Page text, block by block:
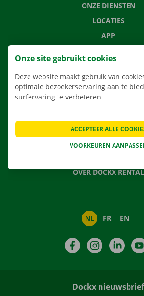
ONZE DIENSTEN
LOCATIES
APP
CONTACTEER ONS
NIEUWS
CADEAUBON
OVER DOCKX RENTAL
NL FR EN
FacebookInstagram
Dockx nieuwsbrief
Onze site gebruikt cookies
Deze website maakt gebruik van
optimale bezoekerservaring aan te
surfervaring te verbeteren.
VOORKEUREN
ACCEPTEER ALLE